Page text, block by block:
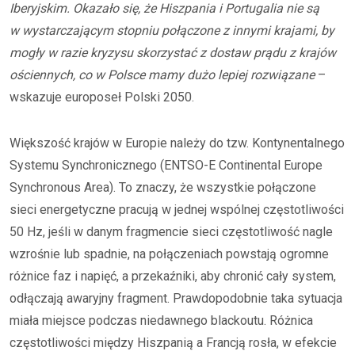
Iberyjskim. Okazało się, że Hiszpania i Portugalia nie są
w wystarczającym stopniu połączone z innymi krajami, by
mogły w razie kryzysu skorzystać z dostaw prądu z krajów
ościennych, co w Polsce mamy dużo lepiej rozwiązane–
wskazuje europoseł Polski 2050.
Większość krajów w Europie należy do tzw. Kontynentalnego
Systemu Synchronicznego (ENTSO-E Continental Europe
Synchronous Area). To znaczy, że wszystkie połączone
sieci energetyczne pracują w jednej wspólnej częstotliwości
50 Hz, jeśli w danym fragmencie sieci częstotliwość nagle
wzrośnie lub spadnie, na połączeniach powstają ogromne
różnice faz i napięć, a przekaźniki, aby chronić cały system,
odłączają awaryjny fragment. Prawdopodobnie taka sytuacja
miała miejsce podczas niedawnego blackoutu. Różnica
częstotliwości między Hiszpanią a Francją rosła, w efekcie